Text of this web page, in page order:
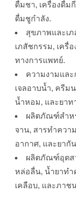
ดื่มชา, เครื่องดื่ม
ดื่มชูกำลัง.
สุขภาพและเ
เภสัชกรรม, เครื่
ทางการแพทย์.
ความงามแล
เจลอาบน้ำ, ครีม
น้ำหอม, และยาท
ผลิตภัณฑ์สำห
จาน, สารทำควา
อากาศ, และยากั
ผลิตภัณฑ์อุตส
หล่อลื่น, น้ำยาทำ
เคลือบ, และภาช